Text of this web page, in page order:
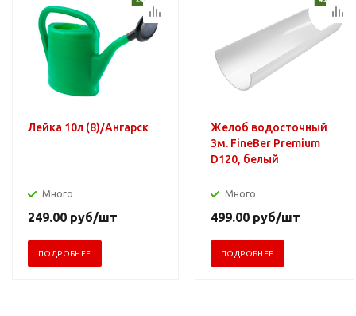
Лейка 10л (8)/Ангарск
Много
249.00 руб/шт
ПОДРОБНЕЕ
Желоб водосточный
3м. FineBer Premium
D120, белый
Много
499.00 руб/шт
ПОДРОБНЕЕ